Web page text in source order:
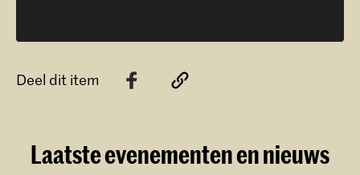
Deel dit item
Laatste evenementen en nieuws